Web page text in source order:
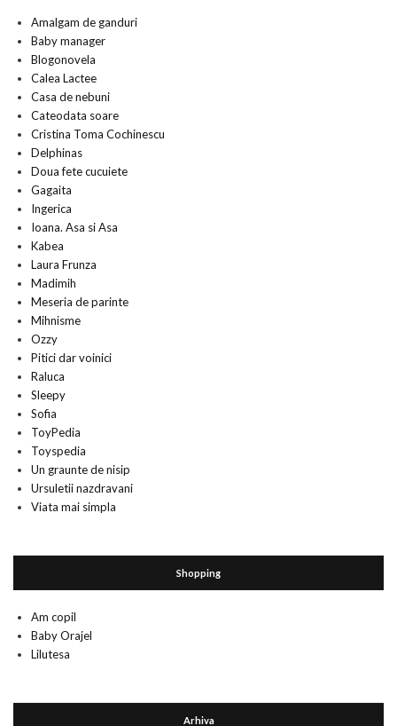
Amalgam de ganduri
Baby manager
Blogonovela
Calea Lactee
Casa de nebuni
Cateodata soare
Cristina Toma Cochinescu
Delphinas
Doua fete cucuiete
Gagaita
Ingerica
Ioana. Asa si Asa
Kabea
Laura Frunza
Madimih
Meseria de parinte
Mihnisme
Ozzy
Pitici dar voinici
Raluca
Sleepy
Sofia
ToyPedia
Toyspedia
Un graunte de nisip
Ursuletii nazdravani
Viata mai simpla
Shopping
Am copil
Baby Orajel
Lilutesa
Arhiva